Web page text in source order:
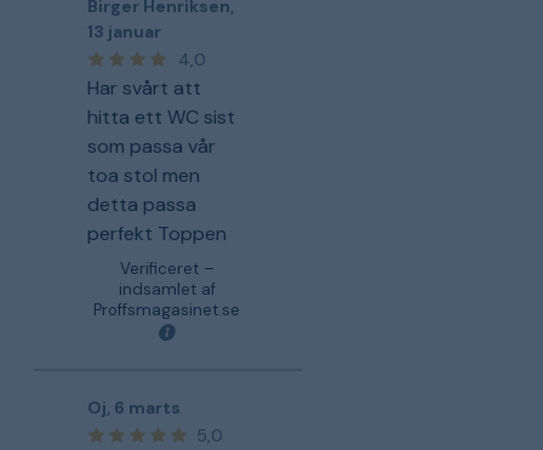
Birger Henriksen,
13 januar
4,0
Har svårt att
hitta ett WC sist
som passa vår
toa stol men
detta passa
perfekt Toppen
Verificeret –
indsamlet af
Proffsmagasinet.se
Oj, 6 marts
5,0